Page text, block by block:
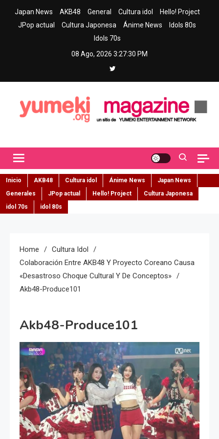
Japan News AKB48 General Cultura idol
Hello! Project
JPop actual
Cultura Japonesa Ánime News
Idols 80s
Idols 70s
08 Ago, 2026 3:27:31 PM
Inicio AKB48 Cultura idol Ánime News
Japan News
Generales
JPop actual Hello! Project
Cultura Japonesa
idol 70s
idol 80s
Home
Cultura Idol
Colaboración Entre AKB48 Y Proyecto Coreano Causa
«desastroso Choque Cultural Y De Conceptos»
Akb48-Produce101
Akb48-Produce101